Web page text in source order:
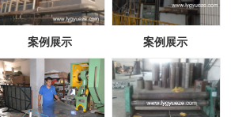
案例展示 案例展示